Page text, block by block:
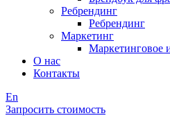
Ребрендинг
Ребрендинг
Маркетинг
Маркетинговое
О нас
Контакты
En
Запросить стоимость